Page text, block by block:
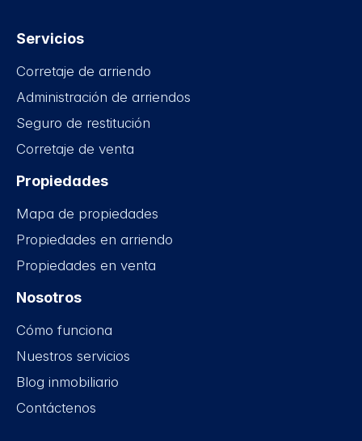
Servicios
Corretaje de arriendo
Administración de arriendos
Seguro de restitución
Corretaje de venta
Propiedades
Mapa de propiedades
Propiedades en arriendo
Propiedades en venta
Nosotros
Cómo funciona
Nuestros servicios
Blog inmobiliario
Contáctenos